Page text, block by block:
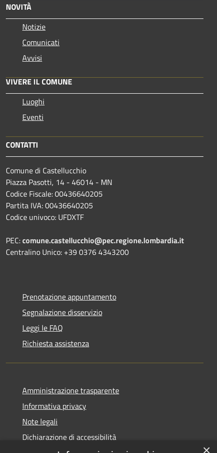
NOVITÀ
Notizie
Comunicati
Avvisi
VIVERE IL COMUNE
Luoghi
Eventi
CONTATTI
Comune di Castellucchio
Piazza Pasotti, 14 - 46014 - MN
Codice Fiscale: 00436640205
Partita IVA: 00436640205
Codice univoco: UFDXTF
PEC:comune.castellucchio@pec.regione.lombardia.it
Centralino Unico: +39 0376 4343200
Prenotazione appuntamento
Segnalazione disservizio
Leggi le FAQ
Richiesta assistenza
Amministrazione trasparente
Informativa privacy
Note legali
Dichiarazione di accessibilità